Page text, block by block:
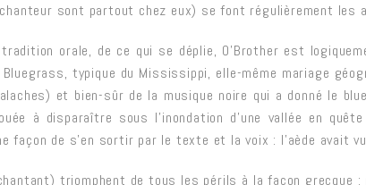
sont partout chez eux) se font régulièrement les
orale, de ce qui se déplie, O’Brother est
typique du Mississippi, elle-même mariage
et bien-sûr de la musique noire qui a donné le
à disparaître sous l’inondation d’une vallée en
façon de s’en sortir par le texte et la voix : l’aède avait
triomphent de tous les périls à la façon grecque